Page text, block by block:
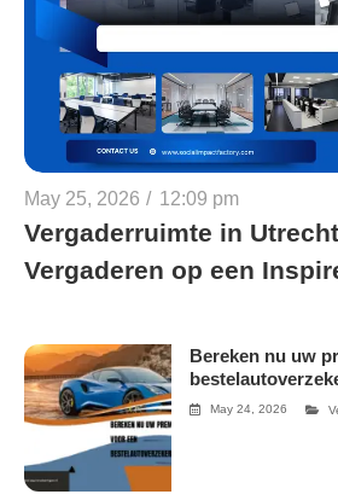
May 25, 2026 / 12:09 pm
Vergaderruimte in
Vergaderen op een
Bereken nu uw
May 24, 2026